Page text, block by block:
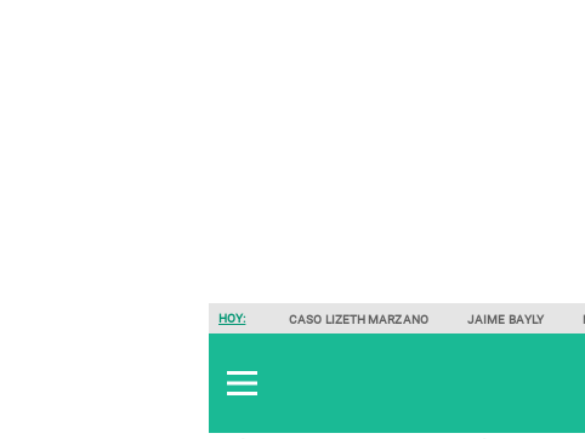
HOY: CASO LIZETH MARZANO JAIME BAYLY